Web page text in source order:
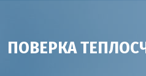
ПОВЕРКА